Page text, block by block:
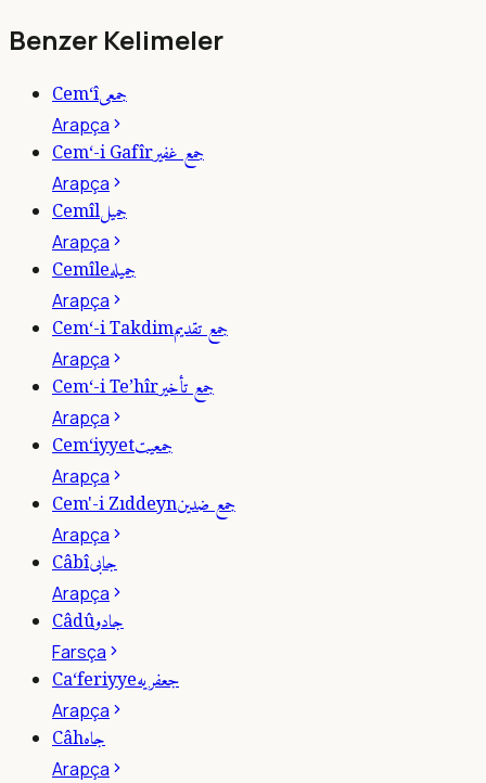
Benzer Kelimeler
Cem‘îجمعى
Arapça
Cem‘-i Gafîrجمع غفير
Arapça
Cemîlجميل
Arapça
Cemîleجميله
Arapça
Cem‘-i Takdimجمع تقديم
Arapça
Cem‘-i Te’hîrجمع تأخير
Arapça
Cem‘iyyetجمعيت
Arapça
Cem'-i Zıddeynجمع ضدين
Arapça
Câbîجابى
Arapça
Câdûجادو
Farsça
Ca‘feriyyeجعفريه
Arapça
Câhجاه
Arapça